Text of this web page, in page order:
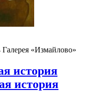
Галерея «Измайлово»
история
история